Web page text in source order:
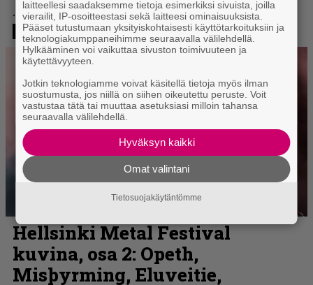
laitteellesi saadaksemme tietoja esimerkiksi sivuista, joilla
vierailit, IP-osoitteestasi sekä laitteesi ominaisuuksista.
Pääset tutustumaan yksityiskohtaisesti käyttötarkoituksiin ja
teknologiakumppaneihimme seuraavalla välilehdellä.
Hylkääminen voi vaikuttaa sivuston toimivuuteen ja
käytettävyyteen.
Jotkin teknologiamme voivat käsitellä tietoja myös ilman
suostumusta, jos niillä on siihen oikeutettu peruste. Voit
vastustaa tätä tai muuttaa asetuksiasi milloin tahansa
seuraavalla välilehdellä.
Hyväksyn kaikki
Omat valintani
Tietosuojakäytäntömme